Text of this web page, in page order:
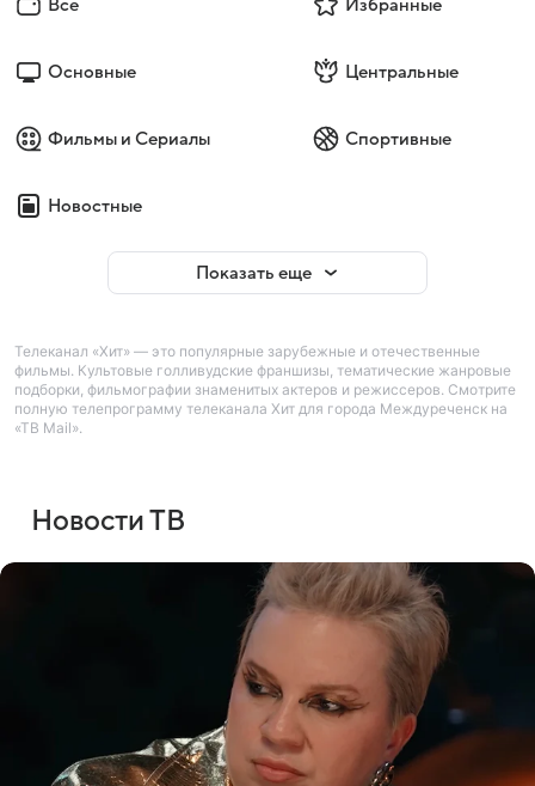
Все Избранные
Основные Центральные
Фильмы и Сериалы Спортивные
Новостные
Показать еще
Телеканал «Хит» — это популярные зарубежные и отечественные
фильмы. Культовые голливудские франшизы, тематические жанровые
подборки, фильмографии знаменитых актеров и режиссеров. Смотрите
полную телепрограмму телеканала Хит для города Междуреченск на
«ТВ Mail».
Новости ТВ